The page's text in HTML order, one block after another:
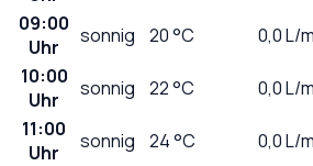
09:00
Uhr
sonnig 20°C 0,0L/
10:00
Uhr
sonnig 22°C 0,0L/
11:00
Uhr
sonnig 24°C 0,0L/